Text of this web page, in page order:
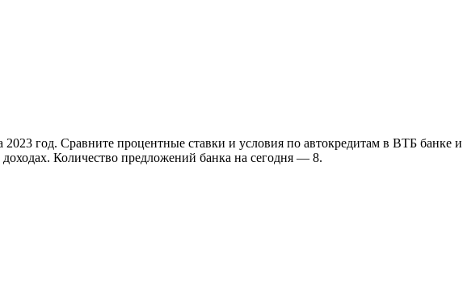
год. Сравните процентные ставки и условия по автокредитам в ВТБ банке
Количество предложений банка на сегодня — 8.